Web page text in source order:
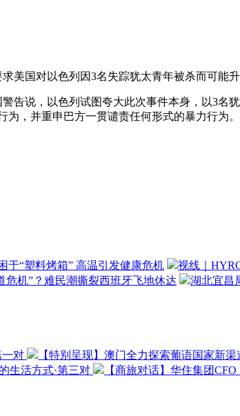
国对以色列因3名失踪犹太青年被杀而可能升
说，以色列试图夸大此次事件本身，以3名
，并重申巴方一贯谴责任何形式的暴力行为。
于“塑料烤箱” 高温引发健康危机 视线｜
危机”？难民潮撕裂西班牙飞地休达 湖北宜昌
一对 【特别呈现】澳门全力探索葡语国家新渠
生活方式·第三对 【商旅对话】华住集团